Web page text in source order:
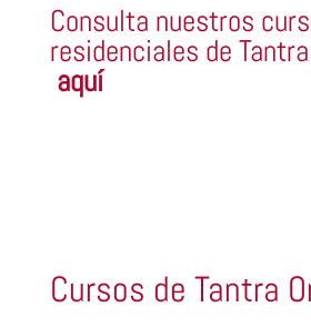
Consulta nuestros
residenciales de
aquí
Cursos de Tantra